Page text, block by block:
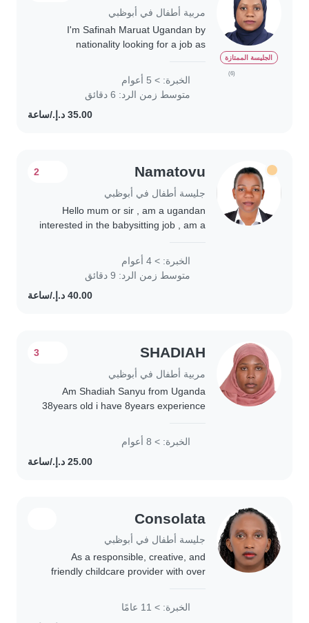
الجليسة الممتازة
(6)
مربية أطفال في أبوظبي
I'm Safinah Maruat Ugandan by
nationality looking for a job as
kids and have 6 years of experience
working with them. I would love to
introduce..
الخبرة: > 5 أعوام
متوسط زمن الرد: 6 دقائق
Namatovu
جليسة أطفال في أبوظبي
2
Hello mum or sir , am a ugandan
interested in the babysitting job , am a
nanny with 4 years of experience
caring for babies of different ages..
الخبرة: > 4 أعوام
متوسط زمن الرد: 9 دقائق
SHADIAH
مربية أطفال في أبوظبي
3
Am Shadiah Sanyu from Uganda
38years old i have 8years experience
love kids so much and am looking
forward to take care of your kids you
الخبرة: > 8 أعوام
Consolata
جليسة أطفال في أبوظبي
As a responsible, creative, and
friendly childcare provider with over
work with your family. I have cared for
children of all ages, from babies..
الخبرة: > 11 عامًا